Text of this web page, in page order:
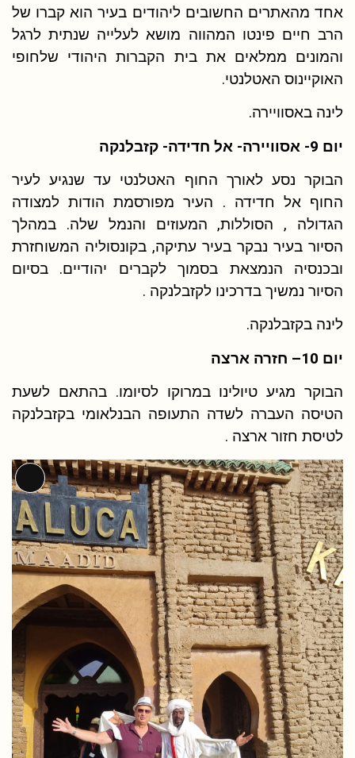
אחד מהאתרים החשובים ליהודים בעיר הוא קברו של
הרב חיים פינטו המהווה מושא לעלייה שנתית לרגל
והמונים ממלאים את בית הקברות היהודי שלחופי
האוקיינוס האטלנטי.
לינה באסוויירה.
יום 9- אסוויירה- אל חדידה-
קזבלנקה
הבוקר נסע לאורך החוף האטלנטי עד שנגיע לעיר
החוף אל חדידה . העיר מפורסמת הודות למצודה
הגדולה , הסוללות, המעוזים והנמל שלה. במהלך
הסיור בעיר נבקר בעיר עתיקה, בקונסוליה המשוחזרת
ובכנסיה הנמצאת בסמוך לקברים יהודיים. בסיום
הסיור נמשיך בדרכינו לקזבלנקה .
לינה בקזבלנקה.
יום 10
– חזרה ארצה
הבוקר מגיע טיולינו במרוקו לסיומו. בהתאם לשעת
הטיסה העברה לשדה התעופה הבנלאומי בקזבלנקה
לטיסת חזור ארצה .
ארוך